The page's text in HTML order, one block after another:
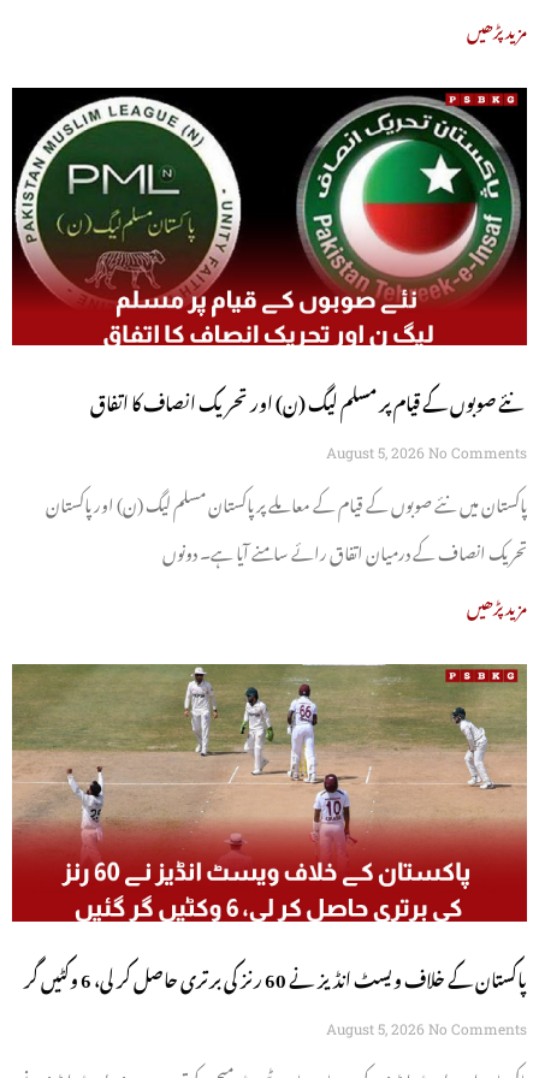
مزید پڑھیں
نئے صوبوں کے قیام پر مسلم لیگ (ن) اور تحریک انصاف کا اتفاق
August 5, 2026 No Comments
پاکستان میں نئے صوبوں کے قیام کے معاملے پر پاکستان مسلم لیگ (ن) اور پاکستان
تحریک انصاف کے درمیان اتفاق رائے سامنے آیا ہے۔ دونوں
مزید پڑھیں
پاکستان کے خلاف ویسٹ انڈیز نے 60 رنز کی برتری حاصل کر لی، 6 وکٹیں گر
گئیں
August 5, 2026 No Comments